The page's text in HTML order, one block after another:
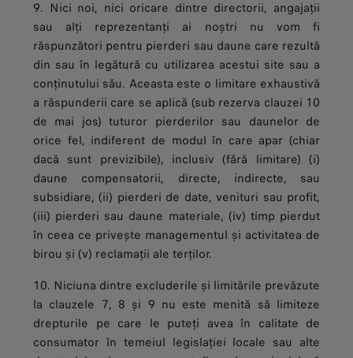
9. Nici noi, nici oricare dintre directorii, angajații
sau alți reprezentanți ai noștri nu vom fi
răspunzători pentru pierderi sau daune care rezultă
din sau în legătură cu utilizarea acestui site sau a
conținutului său. Aceasta este o limitare exhaustivă
a răspunderii care se aplică (sub rezerva clauzei 10
de mai jos) tuturor pierderilor sau daunelor de
orice fel, indiferent de modul în care apar (chiar
dacă sunt previzibile), inclusiv (fără limitare) (i)
daune compensatorii, directe, indirecte, sau
subsidiare, (ii) pierderi de date, venituri sau profit,
(iii) pierderi sau daune materiale, (iv) timp pierdut
în ceea ce privește managementul și activitatea de
birou și (v) reclamații ale terților.
10. Niciuna dintre excluderile și limitările prevăzute
la clauzele 7, 8 și 9 nu este menită să limiteze
drepturile pe care le puteți avea în calitate de
consumator în temeiul legislației locale sau alte